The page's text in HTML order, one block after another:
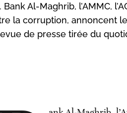
Al-Maghrib, l’AMMC,
la corruption, annoncent
de presse tirée du